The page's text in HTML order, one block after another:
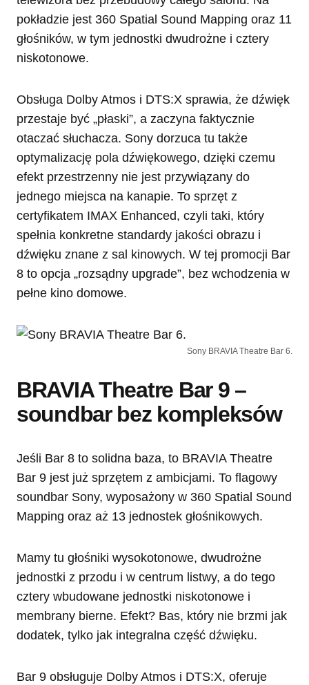
pokładzie jest 360 Spatial Sound Mapping oraz 11
głośników, w tym jednostki dwudrożne i cztery
niskotonowe.
Obsługa Dolby Atmos i DTS:X sprawia, że dźwięk
przestaje być „płaski”, a zaczyna faktycznie
otaczać słuchacza. Sony dorzuca tu także
optymalizację pola dźwiękowego, dzięki czemu
efekt przestrzenny nie jest przywiązany do
jednego miejsca na kanapie. To sprzęt z
certyfikatem IMAX Enhanced, czyli taki, który
spełnia konkretne standardy jakości obrazu i
dźwięku znane z sal kinowych. W tej promocji Bar
8 to opcja „rozsądny upgrade”, bez wchodzenia w
pełne kino domowe.
Sony BRAVIA Theatre Bar 6.
BRAVIA Theatre Bar 9 –
soundbar bez kompleksów
Jeśli Bar 8 to solidna baza, to BRAVIA Theatre
Bar 9 jest już sprzętem z ambicjami. To flagowy
soundbar Sony, wyposażony w 360 Spatial Sound
Mapping oraz aż 13 jednostek głośnikowych.
Mamy tu głośniki wysokotonowe, dwudrożne
jednostki z przodu i w centrum listwy, a do tego
cztery wbudowane jednostki niskotonowe i
membrany bierne. Efekt? Bas, który nie brzmi jak
dodatek, tylko jak integralna część dźwięku.
Bar 9 obsługuje Dolby Atmos i DTS:X, oferuje